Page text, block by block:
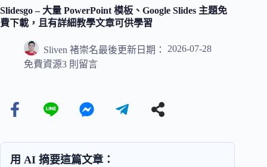
Slidesgo – 大量 PowerPoint 模板、Google Slides 主題免
費下載，且有詳細教學文章可供學習
Sliven 褚崇名最後更新日期：
2026-07-28
免費資源3 則留言
用 AI 摘要這篇文章：